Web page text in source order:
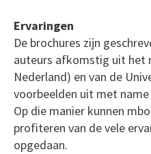
Ervaringen
De brochures zijn
auteurs afkomstig uit het
Nederland) en van de
voorbeelden uit met
Op die manier kunnen
profiteren van de vele
opgedaan.